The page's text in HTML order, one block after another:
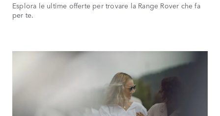
Esplora le ultime offerte per trovare la Range Rover che fa
per te.